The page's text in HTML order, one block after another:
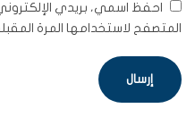
احفظ اسمي، بريدي
المتصفح لاستخدامها المرة